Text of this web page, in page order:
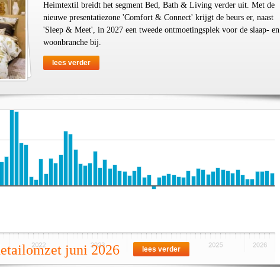
Heimtextil breidt het segment Bed, Bath & Living verder uit. Met de
nieuwe presentatiezone 'Comfort & Connect' krijgt de beurs er, naast
'Sleep & Meet', in 2027 een tweede ontmoetingsplek voor de slaap- en
woonbranche bij.
lees verder
juni 2026 lees verder